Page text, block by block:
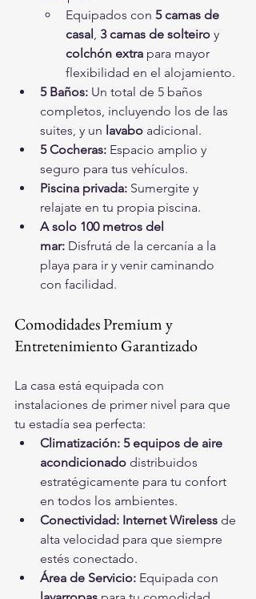
Equipados con 5 camas de
casal, 3 camas de solteiro y
colchón extra para mayor
flexibilidad en el alojamiento.
5 Baños: Un total de 5 baños
completos, incluyendo los de las
suites, y un lavabo adicional.
5 Cocheras: Espacio amplio y
seguro para tus vehículos.
Piscina privada: Sumergite y
relajate en tu propia piscina.
A solo 100 metros del
mar: Disfrutá de la cercanía a la
playa para ir y venir caminando
con facilidad.
Comodidades Premium y
Entretenimiento Garantizado
La casa está equipada con
instalaciones de primer nivel para que
tu estadía sea perfecta:
Climatización: 5 equipos de aire
acondicionado distribuidos
estratégicamente para tu confort
en todos los ambientes.
Conectividad: Internet Wireless de
alta velocidad para que siempre
estés conectado.
Área de Servicio: Equipada con